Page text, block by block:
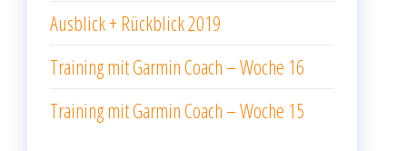
Ausblick + Rückblick 2019
Training mit Garmin Coach – Woche 16
Training mit Garmin Coach – Woche 15